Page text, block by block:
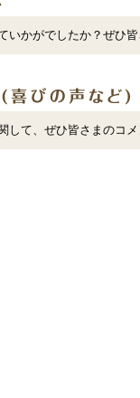
いかがでしたか？ぜひ
して、ぜひ皆さまのコメ